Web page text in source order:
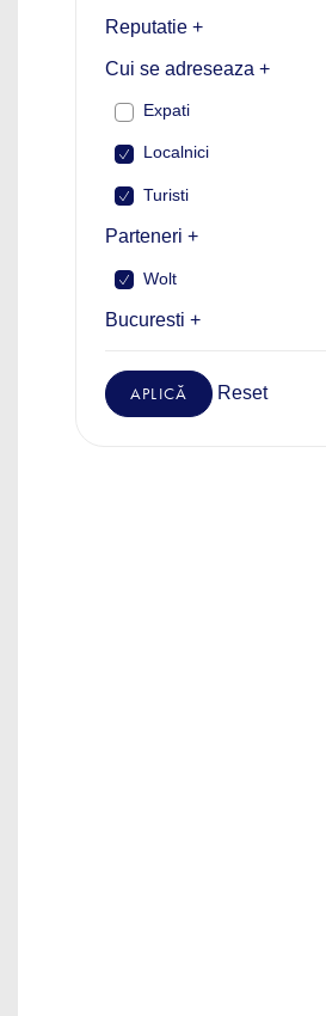
Reputatie +
Cui se adreseaza +
Expati
Localnici
Turisti
Parteneri +
Wolt
Bucuresti +
APLICĂ Reset